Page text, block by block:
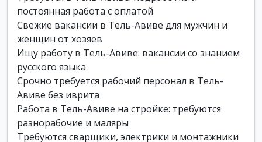
постоянная работа с оплатой
Свежие вакансии в Тель-Авиве для мужчин и
женщин от хозяев
Ищу работу в Тель-Авиве: вакансии со знанием
русского языка
Срочно требуется рабочий персонал в Тель-
Авиве без иврита
Работа в Тель-Авиве на стройке: требуются
разнорабочие и маляры
Требуются сварщики, электрики и монтажники